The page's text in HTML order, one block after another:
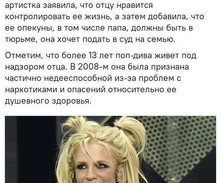
артистка заявила, что отцу нравится
контролировать ее жизнь, а затем добавила, что
ее опекуны, в том числе папа, должны быть в
тюрьме, она хочет подать в суд на семью.
Отметим, что более 13 лет поп-дива живет под
надзором отца. В 2008-м она была признана
частично недееспособной из-за проблем с
наркотиками и опасений относительно ее
душевного здоровья.